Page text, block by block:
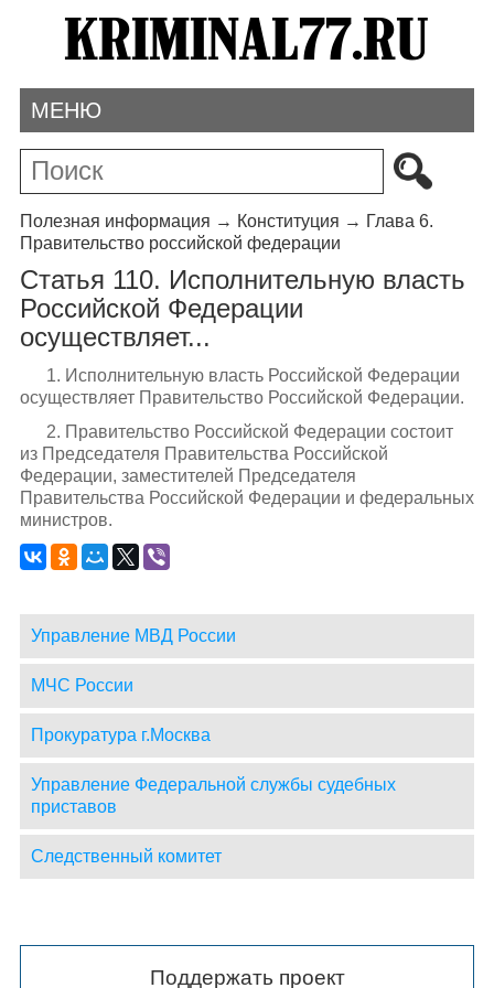
МЕНЮ
Полезная информация → Конституция → Глава 6.
Правительство российской федерации
Статья 110. Исполнительную власть
Российской Федерации
осуществляет...
1. Исполнительную власть Российской Федерации
осуществляет Правительство Российской Федерации.
2. Правительство Российской Федерации состоит
из Председателя Правительства Российской
Федерации, заместителей Председателя
Правительства Российской Федерации и федеральных
министров.
Управление МВД России
МЧС России
Прокуратура г.Москва
Управление Федеральной службы судебных
приставов
Следственный комитет
Поддержать проект